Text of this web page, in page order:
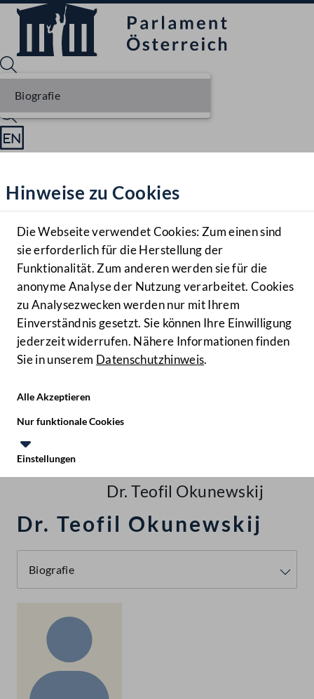
Hilfe
Benutzer
Navigationsmenü öffnen
MENÜ
Hinweise zu Cookies
Die Webseite verwendet Cookies: Zum einen sind
sie erforderlich für die Herstellung der
Funktionalität. Zum anderen werden sie für die
anonyme Analyse der Nutzung verarbeitet. Cookies
zu Analysezwecken werden nur mit Ihrem
Einverständnis gesetzt. Sie können Ihre Einwilligung
jederzeit widerrufen. Nähere Informationen finden
Sie in unserem Datenschutzhinweis.
Alle Akzeptieren
Nur funktionale Cookies
Einstellungen
Start
Dr. Teofil Okunewskij
Dr. Teofil Okunewskij
Biografie